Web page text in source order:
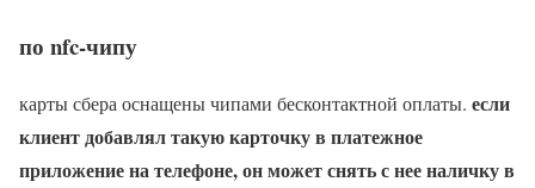
по nfc-чипу
карты сбера оснащены чипами бесконтактной оплаты. если
клиент добавлял такую карточку в платежное
приложение на телефоне, он может снять с нее наличку в